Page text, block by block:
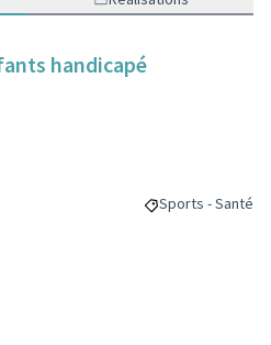
handicapé
Filtrer les
Sports - Santé